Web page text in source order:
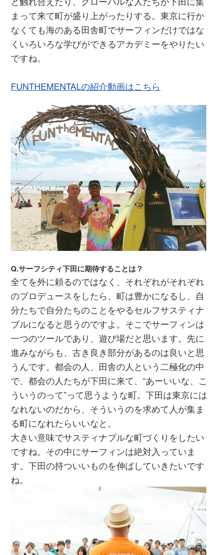
まって来て町が盛り上がったりする。東京に行か
なくても海のある田舎町でサーフィンだけではな
くいろいろな学びができるアカデミーをやりたい
ですね。
FUNTHEMENTALの紹介動画はこちら
Q.サーフシティ下田に期待することは？
全てを外に頼るのではなく、それぞれがそれぞれ
のプロデュースをしたら、町は豊かになるし、自
分たちで自分たちのことをやるセルフサスティナ
ブルになると思うのですよ。そこでサーフィンは
一つのツールであり、遊び場だと思います。先に
進みながらも、古き良き部分があるのは良いと思
うんです。都会の人、田舎の人という二極化の中
で、都会の人たちが下田に来て、“あーいいな、こ
ういうのって”って思うような町。下田は東京には
なれないのだから、そういうのを求めて人が集ま
る町になれたらいいなと。
大きい意味でサスティナブルな町づくりをしたい
ですね。その中にサーフィンは絶対入っていま
す。下田の持ついいものを伸ばしていきたいです
ね。